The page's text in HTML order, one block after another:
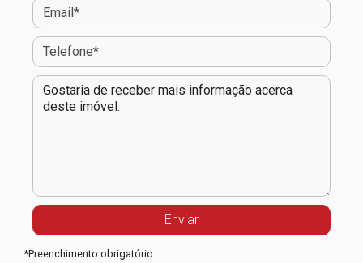
*Preenchimento obrigatório